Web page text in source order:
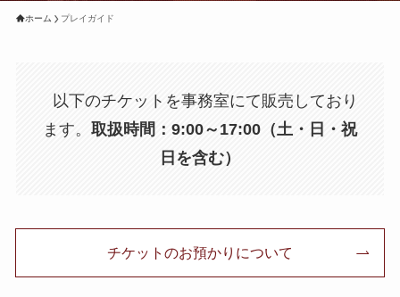
ホーム プレイガイド
以下のチケットを事務室にて販売しており
ます。 取扱時間：9:00～17:00（土・日・祝
日を含む）
チケットのお預かりについて